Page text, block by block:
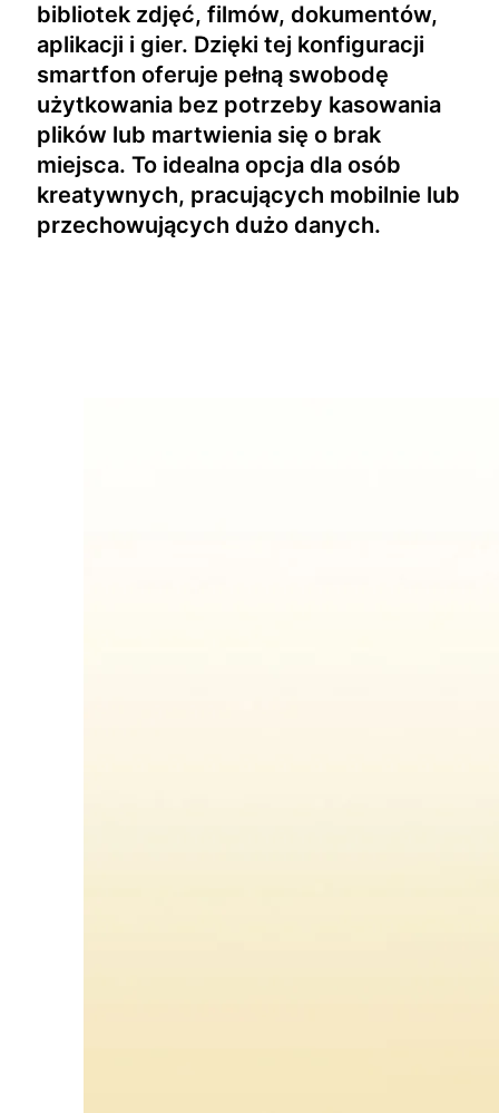
bibliotek zdjęć, filmów, dokumentów,
aplikacji i gier. Dzięki tej konfiguracji
smartfon oferuje pełną swobodę
użytkowania bez potrzeby kasowania
plików lub martwienia się o brak
miejsca. To idealna opcja dla osób
kreatywnych, pracujących mobilnie lub
przechowujących dużo danych.